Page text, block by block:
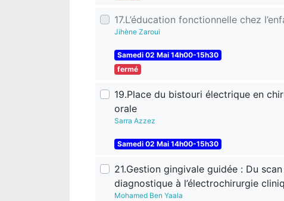
17.L’éducation fonctionnelle chez
Jihène Zaroui
Samedi 02 Mai 14h00-15h30
fermé
19.Place du bistouri électrique en
orale
Sarra Azzez
Samedi 02 Mai 14h00-15h30
21.Gestion gingivale guidée : Du scan
diagnostique à l’électrochirurgie
Mohamed Ben Yaala